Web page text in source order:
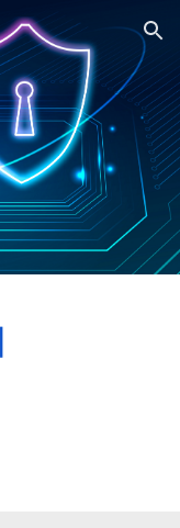
Skip to navigation